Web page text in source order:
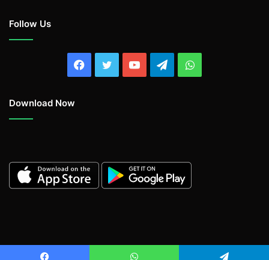
Follow Us
Facebook
TwitterYouTubeTelegramWhatsApp
Download Now